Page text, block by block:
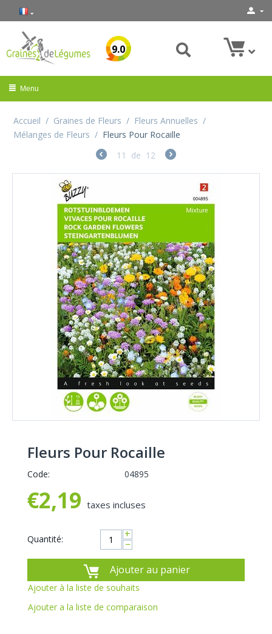
9.0
Menu
Accueil / Graines de Fleurs / Fleurs Annuelles /
Mélanges de Fleurs / Fleurs Pour Rocaille
11
de 12
Fleurs Pour Rocaille
Code: 04895
€2,19 taxes incluses
Quantité: +
−
Ajouter au panier
Ajouter à la liste de souhaits
Ajouter a la liste de comparaison